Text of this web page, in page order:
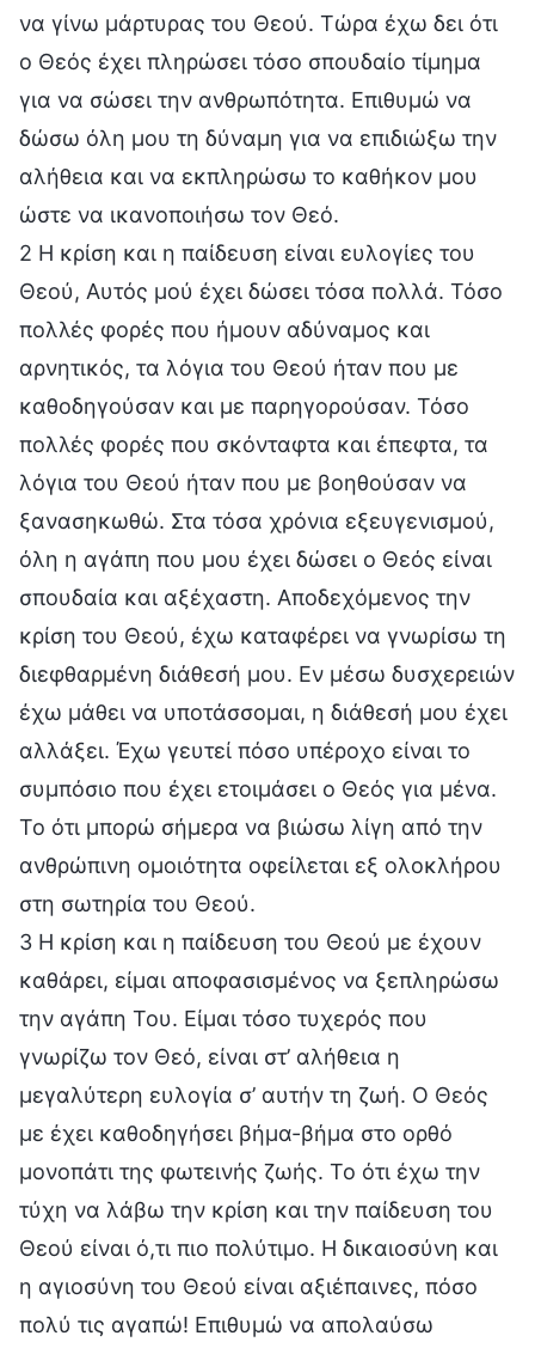
να γίνω μάρτυρας του Θεού. Τώρα έχω δει ότι
ο Θεός έχει πληρώσει τόσο σπουδαίο τίμημα
για να σώσει την ανθρωπότητα. Επιθυμώ να
δώσω όλη μου τη δύναμη για να επιδιώξω την
αλήθεια και να εκπληρώσω το καθήκον μου
ώστε να ικανοποιήσω τον Θεό.
2 Η κρίση και η παίδευση είναι ευλογίες του
Θεού, Αυτός μού έχει δώσει τόσα πολλά. Τόσο
πολλές φορές που ήμουν αδύναμος και
αρνητικός, τα λόγια του Θεού ήταν που με
καθοδηγούσαν και με παρηγορούσαν. Τόσο
πολλές φορές που σκόνταφτα και έπεφτα, τα
λόγια του Θεού ήταν που με βοηθούσαν να
ξανασηκωθώ. Στα τόσα χρόνια εξευγενισμού,
όλη η αγάπη που μου έχει δώσει ο Θεός είναι
σπουδαία και αξέχαστη. Αποδεχόμενος την
κρίση του Θεού, έχω καταφέρει να γνωρίσω τη
διεφθαρμένη διάθεσή μου. Εν μέσω δυσχερειών
έχω μάθει να υποτάσσομαι, η διάθεσή μου έχει
αλλάξει. Έχω γευτεί πόσο υπέροχο είναι το
συμπόσιο που έχει ετοιμάσει ο Θεός για μένα.
Το ότι μπορώ σήμερα να βιώσω λίγη από την
ανθρώπινη ομοιότητα οφείλεται εξ ολοκλήρου
στη σωτηρία του Θεού.
3 Η κρίση και η παίδευση του Θεού με έχουν
καθάρει, είμαι αποφασισμένος να ξεπληρώσω
την αγάπη Του. Είμαι τόσο τυχερός που
γνωρίζω τον Θεό, είναι στ’ αλήθεια η
μεγαλύτερη ευλογία σ’ αυτήν τη ζωή. Ο Θεός
με έχει καθοδηγήσει βήμα-βήμα στο ορθό
μονοπάτι της φωτεινής ζωής. Το ότι έχω την
τύχη να λάβω την κρίση και την παίδευση του
Θεού είναι ό,τι πιο πολύτιμο. Η δικαιοσύνη και
η αγιοσύνη του Θεού είναι αξιέπαινες, πόσο
πολύ τις αγαπώ! Επιθυμώ να απολαύσω